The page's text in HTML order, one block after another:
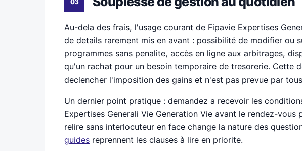
Au-dela des frais, l'usage courant de Fipavie Expertises
de details rarement mis en avant : possibilité de modifier ou
programmes sans penalite, accès en ligne aux arbitrages,
qu'un rachat pour un besoin temporaire de tresorerie. Cette
declencher l'imposition des gains et n'est pas prevue par
Un dernier point pratique : demandez a recevoir les
Expertises Generali Vie Generation Vie avant le rendez-vous
relire sans interlocuteur en face change la nature des
guides reprennent les clauses à lire en priorite.